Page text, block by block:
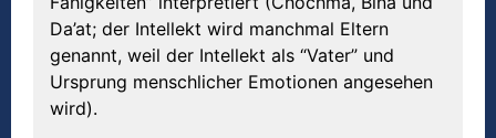
Da’at; der Intellekt wird manchmal Eltern
genannt, weil der Intellekt als “Vater” und
Ursprung menschlicher Emotionen angesehen
wird).